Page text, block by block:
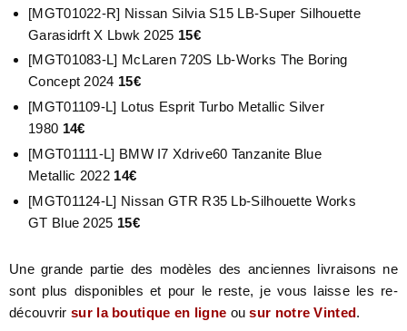
[MGT01022-R] Nissan Silvia S15 LB-Super Silhouette
Garasidrft X Lbwk 2025 15€
[MGT01083-L] McLaren 720S Lb-Works The Boring
Concept 2024 15€
[MGT01109-L] Lotus Esprit Turbo Metallic Silver
1980 14€
[MGT01111-L] BMW I7 Xdrive60 Tanzanite Blue
Metallic 2022 14€
[MGT01124-L] Nissan GTR R35 Lb-Silhouette Works
GT Blue 2025 15€
Une grande partie des modèles des anciennes livraisons ne
sont plus disponibles et pour le reste, je vous laisse les re-
découvrir sur la boutique en ligne ousur notre Vinted.